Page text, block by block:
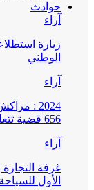
حوادث
آراء
زيارة
الوطني
آراء
2024 :
656 قضية تتعلق بغسيل الأموال
آراء
غرفة
الأول